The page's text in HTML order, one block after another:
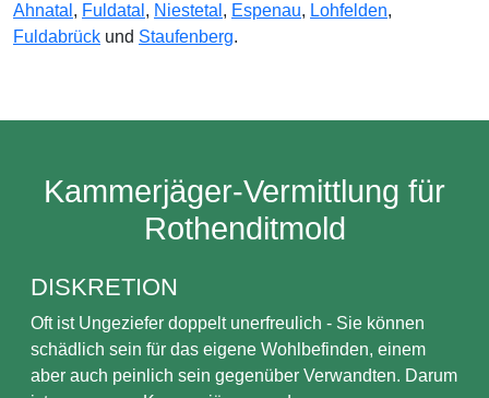
Ahnatal , Fuldatal , Niestetal , Espenau, Lohfelden,
Fuldabrück und Staufenberg.
Kammerjäger-Vermittlung für
Rothenditmold
DISKRETION
Oft ist Ungeziefer doppelt unerfreulich - Sie können
schädlich sein für das eigene Wohlbefinden, einem
aber auch peinlich sein gegenüber Verwandten. Darum